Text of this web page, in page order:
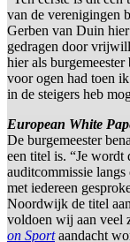
van de verenigingen
Gerben van Duin
gedragen door
hier als
voor ogen had toen
in de steigers heb
European White
De burgemeester
een titel is. “Je wordt
auditcommissie
met iedereen
Noordwijk de titel
voldoen wij aan veel
on Sportaandacht